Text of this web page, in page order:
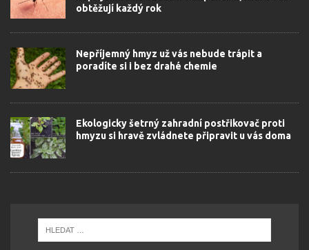
obtěžují každý rok
Nepříjemný hmyz už vás nebude trápit a
poradíte si i bez drahé chemie
Ekologicky šetrný zahradní postřikovač proti
hmyzu si hravě zvládnete připravit u vás doma